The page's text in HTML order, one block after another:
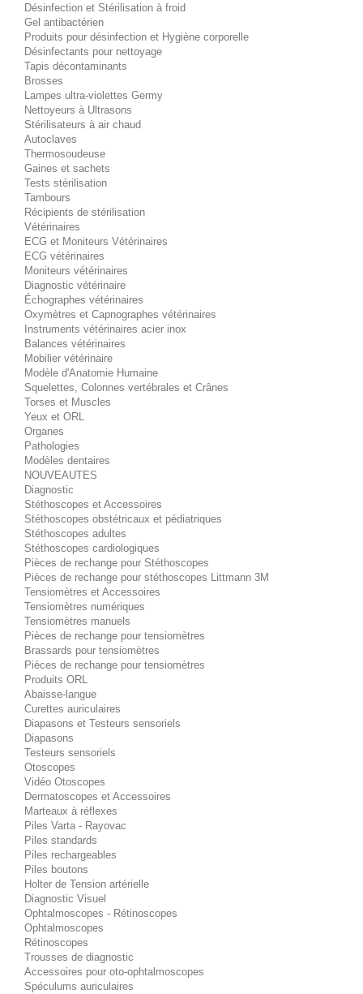
Désinfection et Stérilisation à froid
Gel antibactérien
Produits pour désinfection et Hygiène corporelle
Désinfectants pour nettoyage
Tapis décontaminants
Brosses
Lampes ultra-violettes Germy
Nettoyeurs à Ultrasons
Stérilisateurs à air chaud
Autoclaves
Thermosoudeuse
Gaines et sachets
Tests stérilisation
Tambours
Récipients de stérilisation
Vétérinaires
ECG et Moniteurs Vétérinaires
ECG vétérinaires
Moniteurs vétérinaires
Diagnostic vétérinaire
Échographes vétérinaires
Oxymètres et Capnographes vétérinaires
Instruments vétérinaires acier inox
Balances vétérinaires
Mobilier vétérinaire
Modèle d'Anatomie Humaine
Squelettes, Colonnes vertébrales et Crânes
Torses et Muscles
Yeux et ORL
Organes
Pathologies
Modèles dentaires
NOUVEAUTES
Diagnostic
Stéthoscopes et Accessoires
Stéthoscopes obstétricaux et pédiatriques
Stéthoscopes adultes
Stéthoscopes cardiologiques
Pièces de rechange pour Stéthoscopes
Pièces de rechange pour stéthoscopes Littmann 3M
Tensiomètres et Accessoires
Tensiomètres numériques
Tensiomètres manuels
Pièces de rechange pour tensiomètres
Brassards pour tensiomètres
Pièces de rechange pour tensiomètres
Produits ORL
Abaisse-langue
Curettes auriculaires
Diapasons et Testeurs sensoriels
Diapasons
Testeurs sensoriels
Otoscopes
Vidéo Otoscopes
Dermatoscopes et Accessoires
Marteaux à réflexes
Piles Varta - Rayovac
Piles standards
Piles rechargeables
Piles boutons
Holter de Tension artérielle
Diagnostic Visuel
Ophtalmoscopes - Rétinoscopes
Ophtalmoscopes
Rétinoscopes
Trousses de diagnostic
Accessoires pour oto-ophtalmoscopes
Spéculums auriculaires